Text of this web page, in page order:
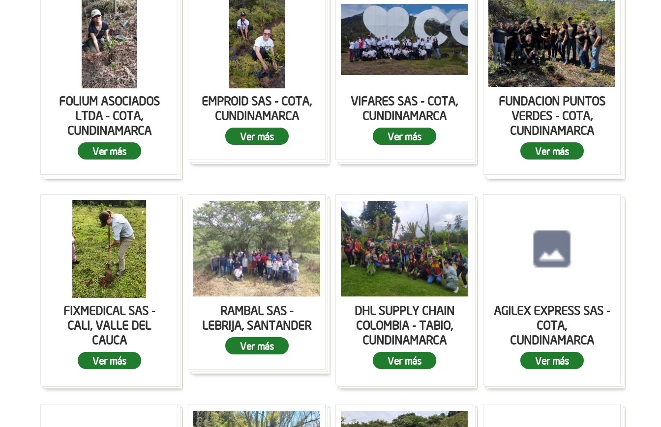
FOLIUM ASOCIADOS
LTDA - COTA,
CUNDINAMARCA
Ver más
EMPROID SAS - COTA,
CUNDINAMARCA
Ver más
VIFARES SAS - COTA,
CUNDINAMARCA
Ver más
FUNDACION PUNTOS
VERDES - COTA,
CUNDINAMARCA
Ver más
FIXMEDICAL SAS -
CALI, VALLE DEL
CAUCA
Ver más
RAMBAL SAS -
LEBRIJA, SANTANDER
Ver más
DHL SUPPLY CHAIN
COLOMBIA - TABIO,
CUNDINAMARCA
Ver más
AGILEX EXPRESS SAS -
COTA,
CUNDINAMARCA
Ver más